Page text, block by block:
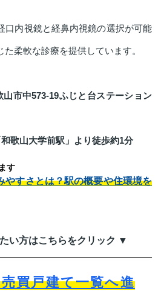
口内視鏡と経鼻内視鏡の選択が可能
柔軟な診療を提供しています。
市中573‐19ふじと台ステーション
歌山大学前駅」より徒歩約1分
す
やすさとは？駅の概要や住環境を
い方はこちらをクリック ▼
買戸建て一覧へ進